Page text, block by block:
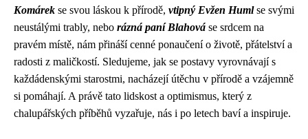
Komárek se svou láskou k přírodě, vtipný Evžen Humlse svými
neustálými trably, nebo rázná paní Blahová se srdcem na
pravém místě, nám přináší cenné ponaučení o životě, přátelství a
radosti z maličkostí. Sledujeme, jak se postavy vyrovnávají s
každádenskými starostmi, nacházejí útěchu v přírodě a vzájemně
si pomáhají. A právě tato lidskost a optimismus, který z
chalupářských příběhů vyzařuje, nás i po letech baví a inspiruje.